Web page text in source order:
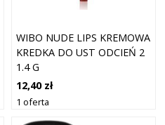
WIBO NUDE LIPS KREMOWA
KREDKA DO UST ODCIEŃ 2
1.4 G
12,40 zł
1 oferta